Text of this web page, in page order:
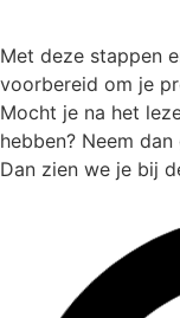
Met deze stappen
voorbereid om je
Mocht je na het
hebben? Neem
Dan zien we je bij